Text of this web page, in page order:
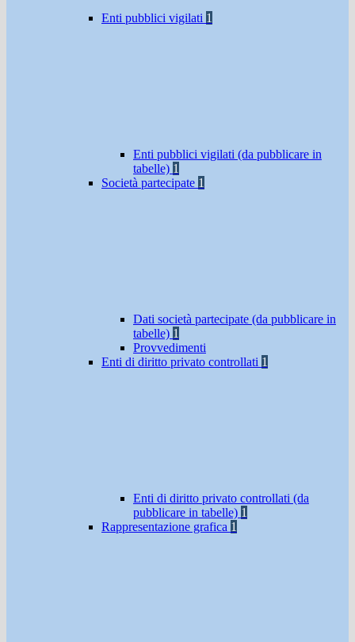
Enti pubblici vigilati 1
Enti pubblici vigilati (da pubblicare in
tabelle) 1
Società partecipate 1
Dati società partecipate (da pubblicare in
tabelle) 1
Provvedimenti
Enti di diritto privato controllati 1
Enti di diritto privato controllati (da
pubblicare in tabelle) 1
Rappresentazione grafica 1